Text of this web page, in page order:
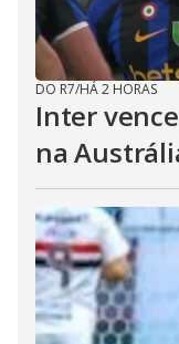
DO R7/HÁ 2 HORAS
Inter
na